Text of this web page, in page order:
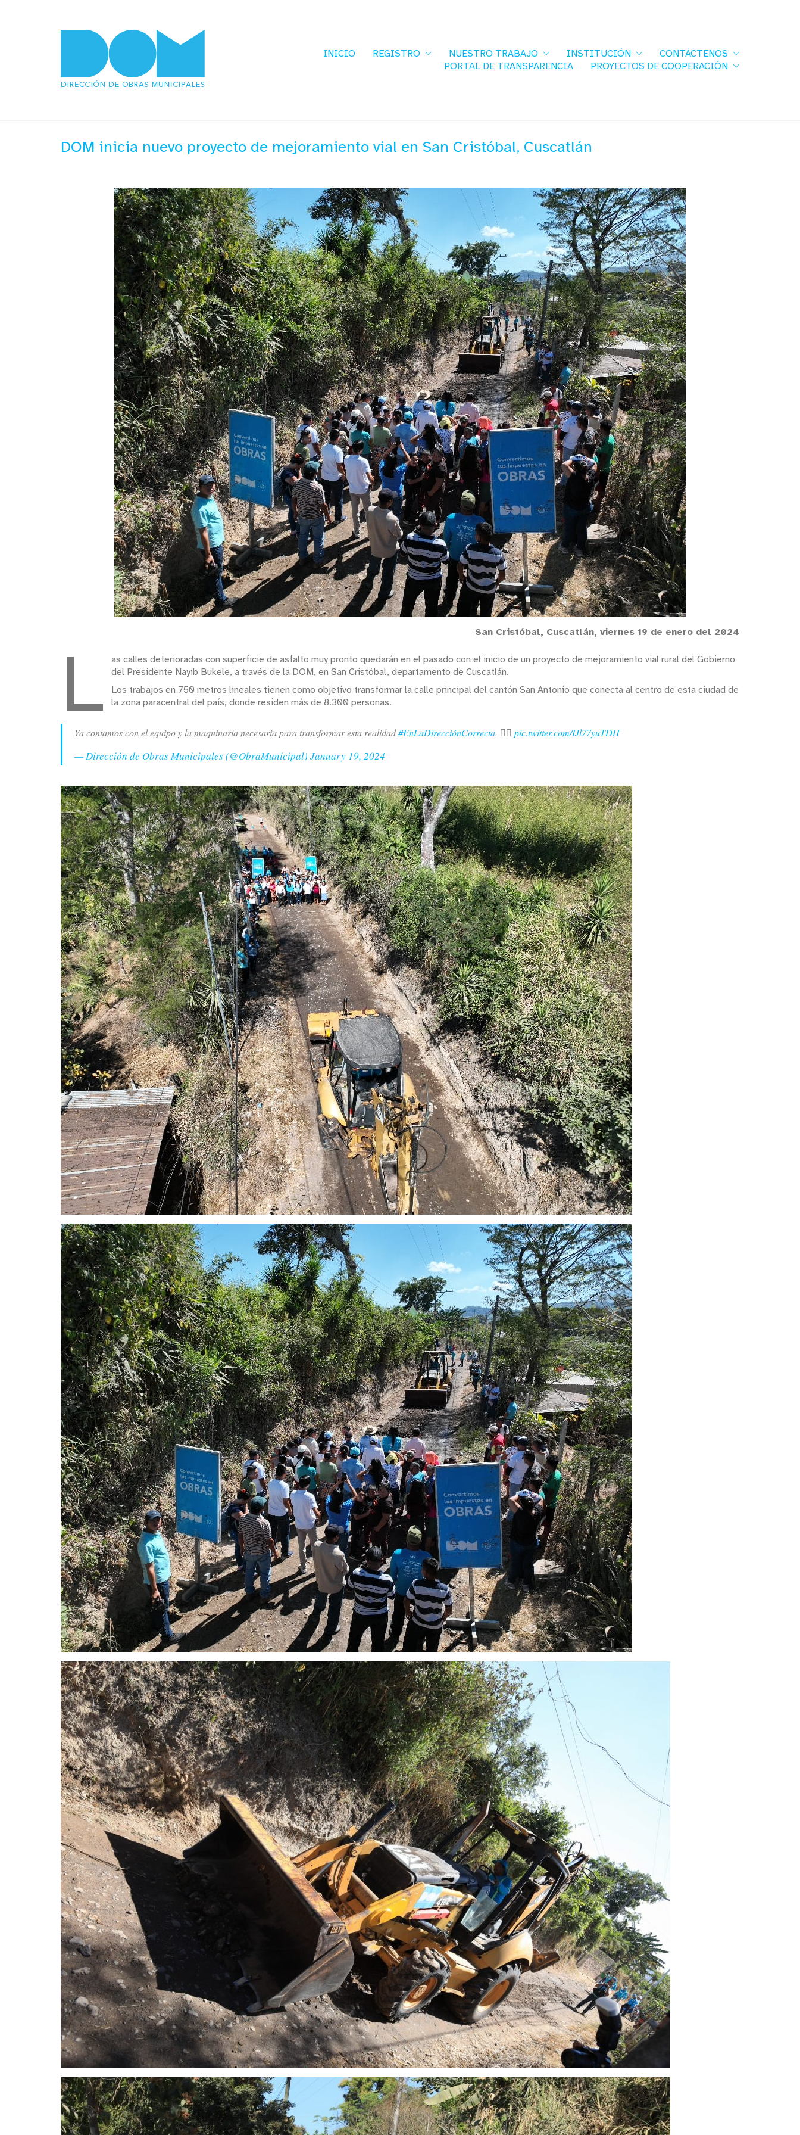
INICIO REGISTRO NUESTRO TRABAJO INSTITUCIÓN
CONTÁCTENOS
PORTAL DE TRANSPARENCIA
PROYECTOS DE COOPERACIÓN
DOM inicia nuevo proyecto de mejoramiento vial en San Cristóbal, Cuscatlán
San Cristóbal, Cuscatlán, viernes 19 de enero del 2024
L
as calles deterioradas con superficie de asfalto muy pronto quedarán en el pasado con el inicio de un proyecto de mejoramiento vial rural del Gobierno
del Presidente Nayib Bukele, a través de la DOM, en San Cristóbal, departamento de Cuscatlán.
Los trabajos en 750 metros lineales tienen como objetivo transformar la calle principal del cantón San Antonio que conecta al centro de esta ciudad de
la zona paracentral del país, donde residen más de 8.300 personas.
Ya contamos con el equipo y la maquinaria necesaria para transformar esta realidad#EnLaDirecciónCorrecta. 👷‍♀️ pic.twitter.com/IJl77yuTDH
— Dirección de Obras Municipales (@ObraMunicipal) January 19, 2024